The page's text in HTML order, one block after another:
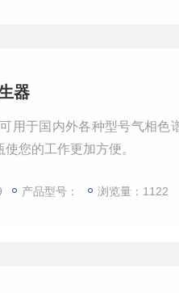
器
用于国内外各种型号气相
您的工作更加方便。
产品型号： 浏览量：1122